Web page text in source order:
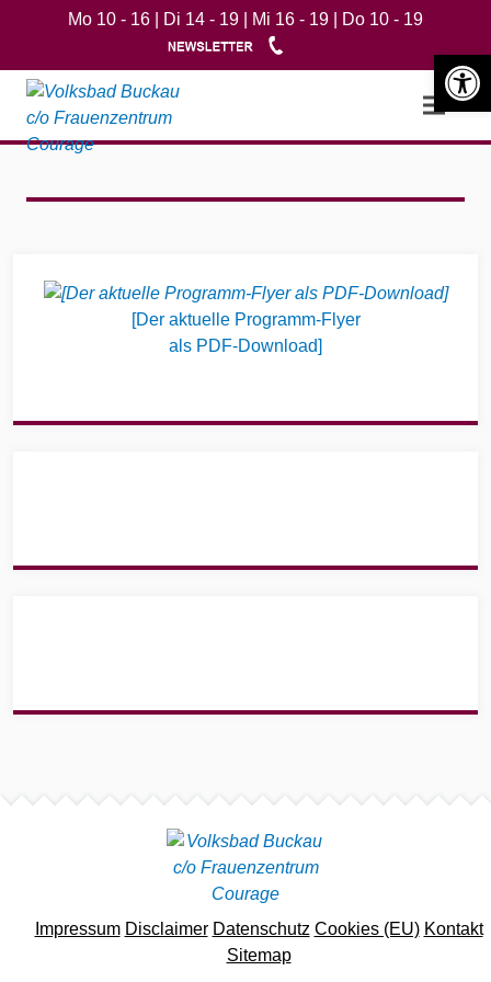
Mo 10 - 16 | Di 14 - 19 | Mi 16 - 19 | Do 10 - 19
Open
[Der aktuelle Programm-Flyer
als PDF-Download]
Impressum Disclaimer Datenschutz Cookies (EU) Kontakt
Sitemap